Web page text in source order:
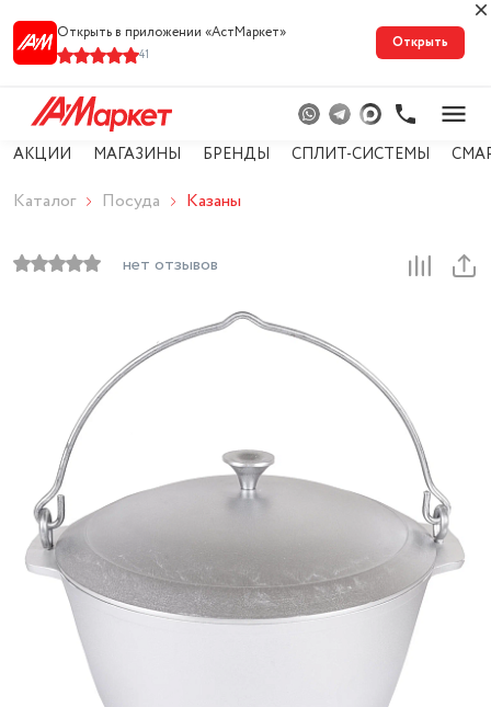
Открыть в приложении «АстМарке‪т‬»
41
Открыть
АКЦИИ МАГАЗИНЫ БРЕНДЫ СПЛИТ-СИСТЕМЫ
Каталог Посуда Казаны
нет отзывов